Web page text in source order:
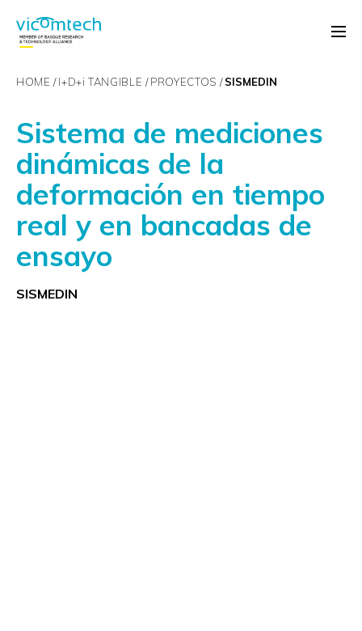
HOME I+D+i TANGIBLE PROYECTOS SISMEDIN
Sistema de mediciones
dinámicas de la
deformación en tiempo
real y en bancadas de
ensayo
SISMEDIN